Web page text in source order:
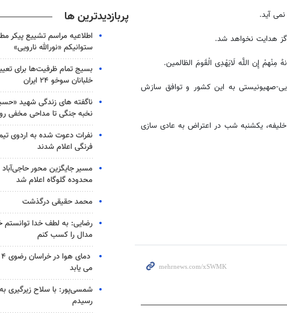
آید.
هدایت نخواهد شد.
إِن اللَّه لَایَهْدِی الْقَومَ الظالمین.
صهیونیستی به این کشور و توافق سازش
خلیفه، یکشنبه شب در اعتراض به عادی سازی
پربازدیدترین ها
اطلاعیه مراسم تشییع پیکر
ستوانیکم «نورالله نارویی»
بسیج تمام ظرفیت‌ها برای
خلبانان سوخو ۲۴ ایران
ناگفته های زندگی شهید
نخبه جنگی تا مداحی مخفی
نفرات دعوت شده به اردوی
فرنگی اعلام شدند
مسیر جایگزین محور
محدوده گلوگاه اعلام شد
محمد حقیقی درگذشت
رضایی: به لطف خدا توانستم
مدال را کسب کنم
می یابد
شمسی‌پور: با سلاح زیرگیری
رسیدم